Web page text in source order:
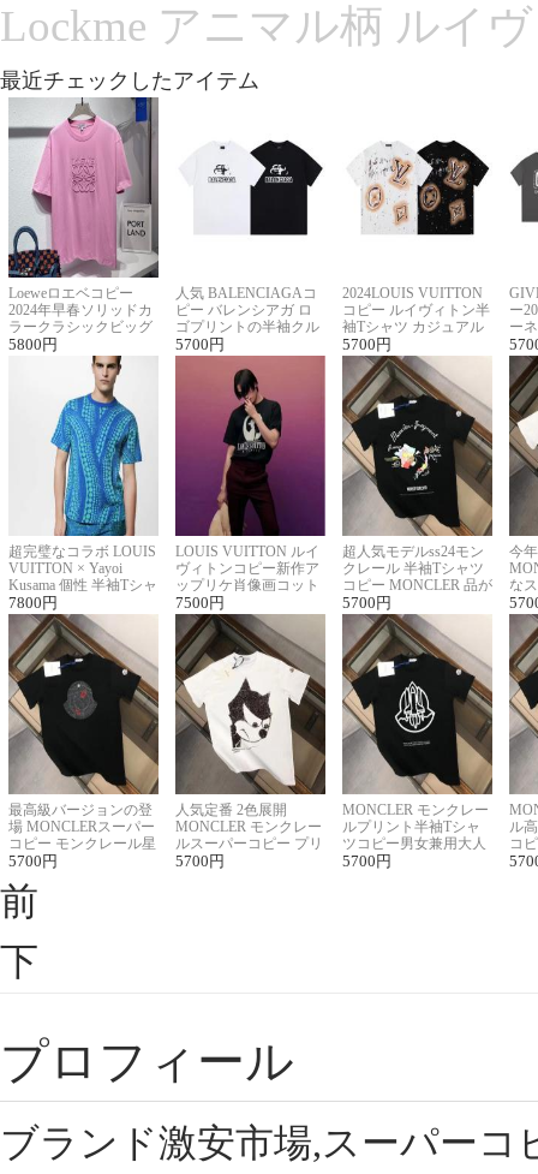
Lockme アニマル柄 ルイ
最近チェックしたアイテム
Loeweロエベコピー
2024年早春ソリッドカ
ラークラシックビッグ
ロゴ刺繍Tシャツ
5800 円
人気 BALENCIAGAコ
ピー バレンシアガ ロ
ゴプリントの半袖クル
ーネックTシャツ
5700 円
2024LOUIS VUITTON
コピー ルイヴィトン半
袖Tシャツ カジュアル
に馴染む 2色展開
5700 円
ー
ー
ー
超完璧なコラボ LOUIS
VUITTON × Yayoi
Kusama 個性 半袖Tシャ
ツコピー男女兼用
7800 円
LOUIS VUITTON ルイ
ヴィトンコピー新作ア
ップリケ肖像画コット
ンニット半袖Tシャツ
7500 円
超人気モデルss24モン
クレール 半袖Tシャツ
コピー MONCLER 品が
良く見た目
5700 円
今
な
ル
最高級バージョンの登
場 MONCLERスーパー
コピー モンクレール星
座半袖Tシャツ
5700 円
人気定番 2色展開
MONCLER モンクレー
ルスーパーコピー プリ
ント半袖Tシャツ
5700 円
MONCLER モンクレー
ルプリント半袖Tシャ
ツコピー男女兼用大人
可愛い春夏コーデ
5700 円
ル
コ
ィ
前
下
プロフィール
ブランド激安市場,スーパー